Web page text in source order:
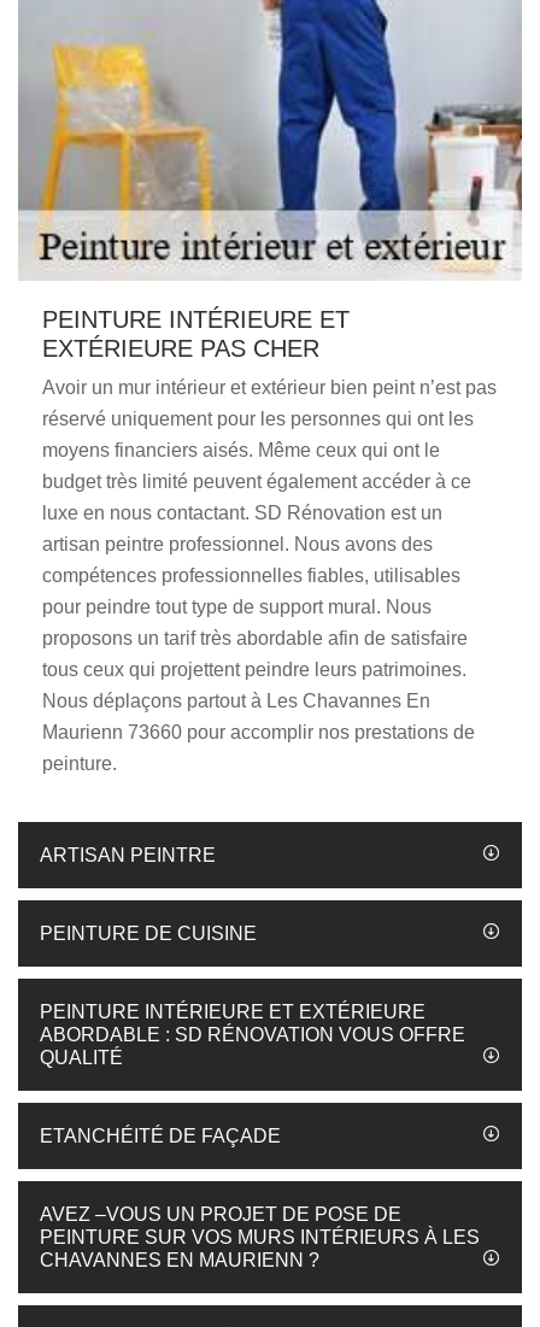
PEINTURE INTÉRIEURE ET
EXTÉRIEURE PAS CHER
Avoir un mur intérieur et extérieur bien peint n’est pas
réservé uniquement pour les personnes qui ont les
moyens financiers aisés. Même ceux qui ont le
budget très limité peuvent également accéder à ce
luxe en nous contactant. SD Rénovation est un
artisan peintre professionnel. Nous avons des
compétences professionnelles fiables, utilisables
pour peindre tout type de support mural. Nous
proposons un tarif très abordable afin de satisfaire
tous ceux qui projettent peindre leurs patrimoines.
Nous déplaçons partout à Les Chavannes En
Maurienn 73660 pour accomplir nos prestations de
peinture.
ARTISAN PEINTRE
PEINTURE DE CUISINE
PEINTURE INTÉRIEURE ET EXTÉRIEURE
ABORDABLE : SD RÉNOVATION VOUS OFFRE
QUALITÉ
ETANCHÉITÉ DE FAÇADE
AVEZ –VOUS UN PROJET DE POSE DE
PEINTURE SUR VOS MURS INTÉRIEURS À LES
CHAVANNES EN MAURIENN ?